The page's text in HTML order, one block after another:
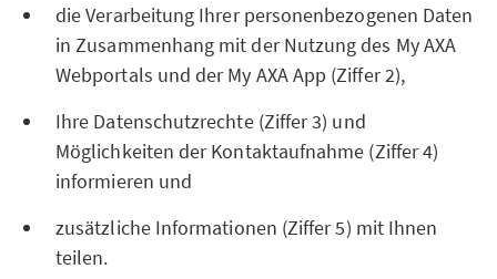
die Verarbeitung Ihrer personenbezogenen Daten
in Zusammenhang mit der Nutzung des My AXA
Webportals und der My AXA App (Ziffer 2),
Ihre Datenschutzrechte (Ziffer 3) und
Möglichkeiten der Kontaktaufnahme (Ziffer 4)
informieren und
zusätzliche Informationen (Ziffer 5) mit Ihnen
teilen.